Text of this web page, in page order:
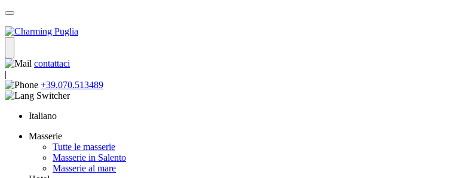
contattaci
|
+39.070.513489
Italiano
Masserie
Tutte le masserie
Masserie in Salento
Masserie al mare